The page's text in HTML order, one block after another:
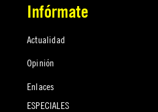
Infórmate
Actualidad
Opinión
Enlaces
ESPECIALES